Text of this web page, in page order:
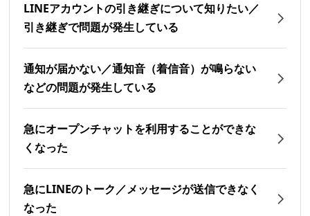
LINEアカウントの引き継ぎについて知りたい／
引き継ぎで問題が発生している
通知が届かない／通知音（着信音）が鳴らない
などの問題が発生している
急にオープンチャットを利用することができな
くなった
急にLINEのトーク／メッセージが送信できなく
なった